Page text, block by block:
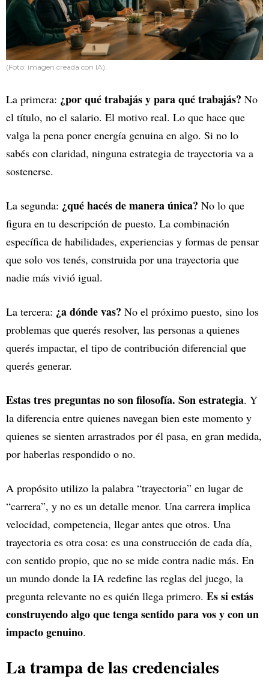
(Foto: imagen creada con IA).
La primera: ¿por qué trabajás y para qué trabajás? No
el título, no el salario. El motivo real. Lo que hace que
valga la pena poner energía genuina en algo. Si no lo
sabés con claridad, ninguna estrategia de trayectoria va a
sostenerse.
La segunda: ¿qué hacés de manera única? No lo que
figura en tu descripción de puesto. La combinación
específica de habilidades, experiencias y formas de pensar
que solo vos tenés, construida por una trayectoria que
nadie más vivió igual.
La tercera: ¿a dónde vas? No el próximo puesto, sino los
problemas que querés resolver, las personas a quienes
querés impactar, el tipo de contribución diferencial que
querés generar.
Estas tres preguntas no son filosofía. Son estrategia. Y
la diferencia entre quienes navegan bien este momento y
quienes se sienten arrastrados por él pasa, en gran medida,
por haberlas respondido o no.
A propósito utilizo la palabra “trayectoria” en lugar de
“carrera”, y no es un detalle menor. Una carrera implica
velocidad, competencia, llegar antes que otros. Una
trayectoria es otra cosa: es una construcción de cada día,
con sentido propio, que no se mide contra nadie más. En
un mundo donde la IA redefine las reglas del juego, la
pregunta relevante no es quién llega primero. Es si estás
construyendo algo que tenga sentido para vos y con un
impacto genuino.
La trampa de las credenciales